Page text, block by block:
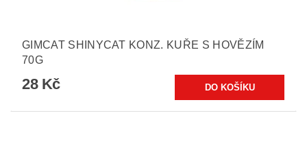
GIMCAT SHINYCAT KONZ. KUŘE S HOVĚZÍM
70G
28 Kč